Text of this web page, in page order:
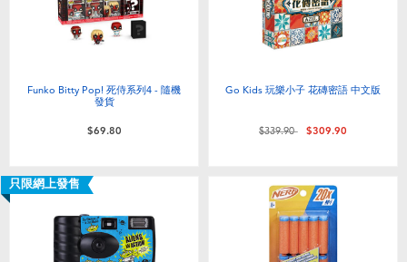
Funko Bitty Pop! 死侍系列4 - 隨機
發貨
$69.80
Go Kids 玩樂小子 花磚密語 中文版
價格從
$339.90至$309.90
只限網上發售